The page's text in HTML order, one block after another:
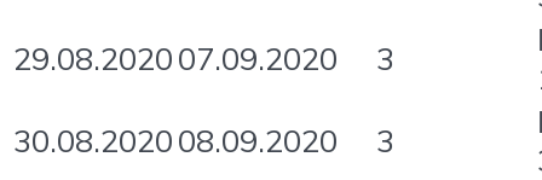
29.08.202007.09.2020 3
30.08.202008.09.2020 3